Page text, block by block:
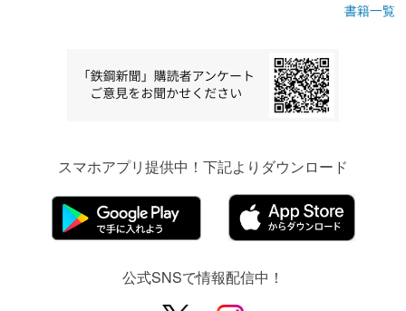
書籍一覧
スマホアプリ提供中！下記よりダウンロード
公式SNSで情報配信中！